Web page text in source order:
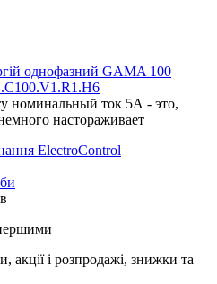
однофазний GAMA 100
номинальный ток 5А - это,
настораживает
ElectroControl
акції і розпродажі, знижки та